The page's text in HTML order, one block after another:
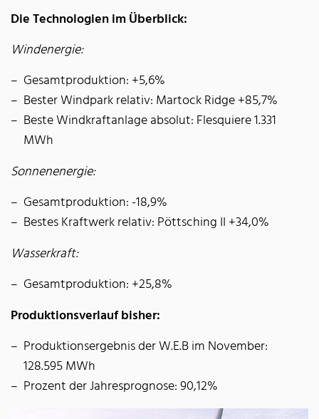
Die Technologien im Überblick:
Windenergie:
Gesamtproduktion: +5,6%
Bester Windpark relativ: Martock Ridge +85,7%
Beste Windkraftanlage absolut: Flesquiere 1.331
MWh
Sonnenenergie:
Gesamtproduktion: -18,9%
Bestes Kraftwerk relativ: Pöttsching II +34,0%
Wasserkraft:
Gesamtproduktion: +25,8%
Produktionsverlauf bisher:
Produktionsergebnis der W.E.B im November:
128.595 MWh
Prozent der Jahresprognose: 90,12%